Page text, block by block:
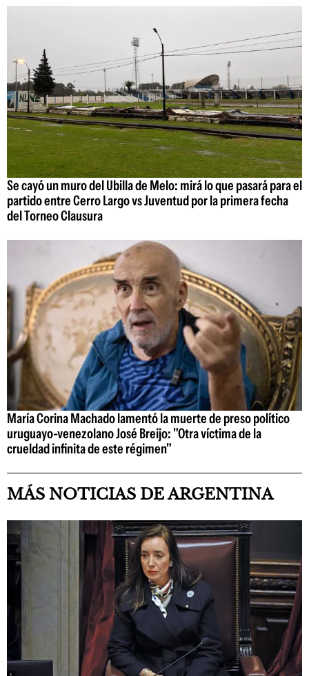
Se cayó un muro del Ubilla de Melo: mirá lo que pasará para el
partido entre Cerro Largo vs Juventud por la primera fecha
del Torneo Clausura
María Corina Machado lamentó la muerte de preso político
uruguayo-venezolano José Breijo: "Otra víctima de la
crueldad infinita de este régimen"
MÁS NOTICIAS DE ARGENTINA